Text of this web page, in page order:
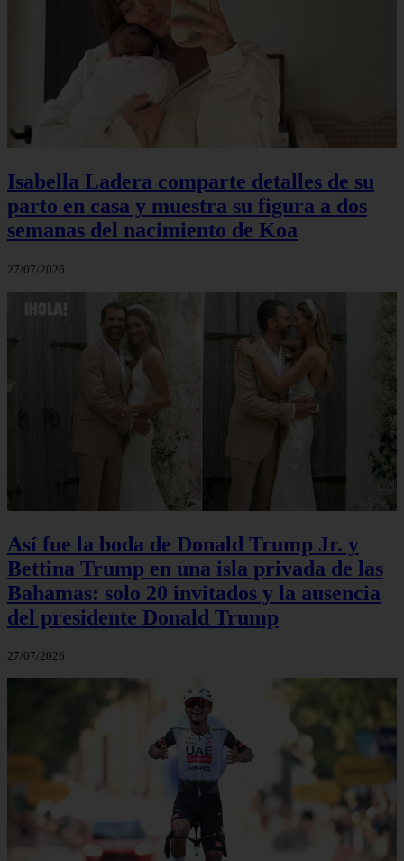
Isabella Ladera comparte detalles de su
parto en casa y muestra su figura a dos
semanas del nacimiento de Koa
27/07/2026
Así fue la boda de Donald Trump Jr. y
Bettina Trump en una isla privada de las
Bahamas: solo 20 invitados y la ausencia
del presidente Donald Trump
27/07/2026